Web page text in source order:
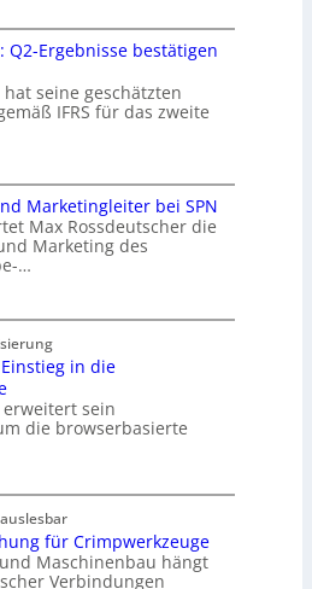
Q2-Ergebnisse bestätigen
hat seine geschätzten
IFRS für das zweite
Marketingleiter bei SPN
Max Rossdeutscher die
Marketing des
…
in die
sein
die browserbasierte
für Crimpwerkzeuge
Maschinenbau hängt
Verbindungen